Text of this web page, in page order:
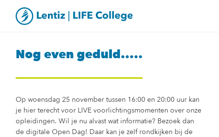
Nog even geduld.....
Op woensdag 25 november tussen 16:00 en 20:00 uur kan
je hier terecht voor LIVE voorlichtingsmomenten over onze
opleidingen. Wil je nu alvast wat informatie? Bezoek dan
de digitale Open Dag! Daar kan je zelf rondkijken bij de